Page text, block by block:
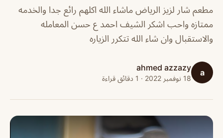
مطعم شار لزيز الرياض ماشاء الله اكلهم رائع جدا والخدمه
ممتازه واحب اشكر الشيف احمد ع حسن المعامله
والاستقبال وان شاء الله تتكرر الزياره
a
ahmed azzazy
18 نوفمبر 2022 · 1 دقائق قراءة